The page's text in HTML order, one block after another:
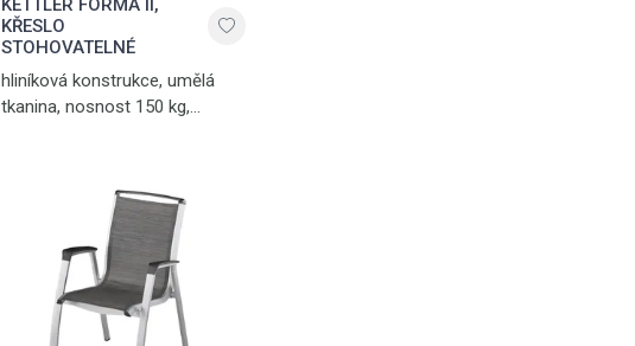
KETTLER FORMA II,
KŘESLO
STOHOVATELNÉ
hliníková konstrukce, umělá
tkanina, nosnost 150 kg,